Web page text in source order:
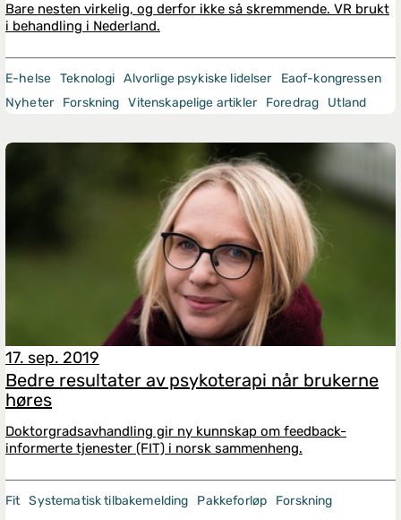
Bare nesten virkelig, og derfor ikke så skremmende. VR brukt
i behandling i Nederland.
E-helse Teknologi Alvorlige psykiske lidelser
Eaof-kongressen
Nyheter
Forskning Vitenskapelige artikler Foredrag Utland
17. sep. 2019
Bedre resultater av psykoterapi når brukerne
høres
Doktorgradsavhandling gir ny kunnskap om feedback-
informerte tjenester (FIT) i norsk sammenheng.
Fit Systematisk tilbakemelding Pakkeforløp
Forskning